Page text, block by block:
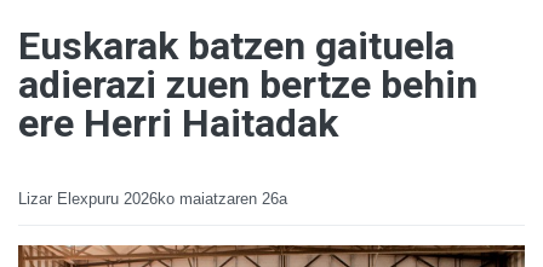
Euskarak batzen gaituela
adierazi zuen bertze behin
ere Herri Haitadak
Lizar Elexpuru 2026ko maiatzaren 26a